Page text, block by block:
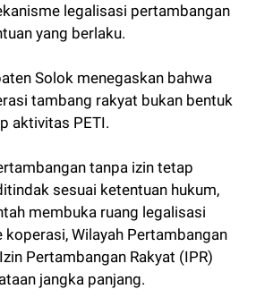
legalisasi pertambangan
yang berlaku.
Solok menegaskan bahwa
tambang rakyat bukan bentuk
aktivitas PETI.
tanpa izin tetap
sesuai ketentuan hukum,
membuka ruang legalisasi
Wilayah Pertambangan
Pertambangan Rakyat (IPR)
jangka panjang.